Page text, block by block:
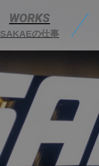
WORKS
SAKAEの仕事